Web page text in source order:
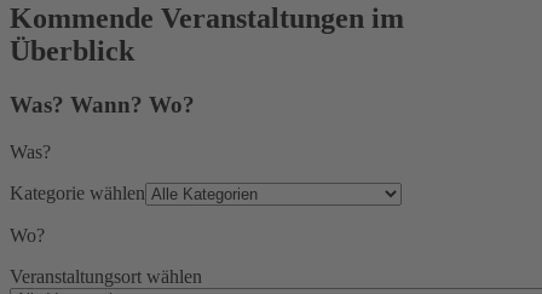
Kommende Veranstaltungen im
Überblick
Was? Wann? Wo?
Was?
Kategorie wählen
Wo?
Veranstaltungsort wählen